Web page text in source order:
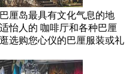
厘岛最具有文化气息的地
怡人的 咖啡厅和各种巴厘
选购您心仪的巴厘服装或礼